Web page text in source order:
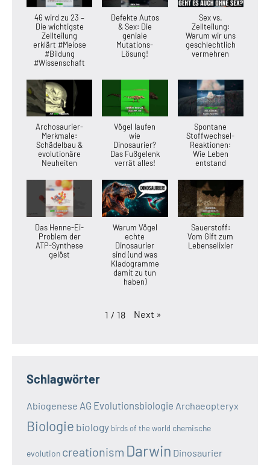
46 wird zu 23 –
Die wichtigste
Zellteilung
erklärt #Meiose
#Bildung
#Wissenschaft
Defekte Autos
& Sex: Die
geniale
Mutations-
Lösung!
Sex vs.
Zellteilung:
Warum wir uns
geschlechtlich
vermehren
Archosaurier-
Merkmale:
Schädelbau &
evolutionäre
Neuheiten
Vögel laufen
wie
Dinosaurier?
Das Fußgelenk
verrät alles!
Spontane
Stoffwechsel-
Reaktionen:
Wie Leben
entstand
Das Henne-Ei-
Problem der
ATP-Synthese
gelöst
Warum Vögel
echte
Dinosaurier
sind (und was
Kladogramme
damit zu tun
haben)
Sauerstoff:
Vom Gift zum
Lebenselixier
1 / 18 Next »
Schlagwörter
Abiogenese AG Evolutionsbiologie Archaeopteryx
Biologie biology birds of the world chemische
evolution creationism Darwin Dinosaurier